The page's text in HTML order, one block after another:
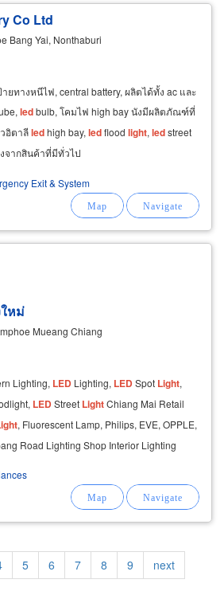
Co Ltd
Bang Yai, Nonthaburi
ทางหนีไฟ, central battery, ผลิตได้ทั้ง ac และ
ledbulb, โคมไฟ high bay นังมีผลิตภัณฑ์ที่
อิตาลีledhigh bay, ledflood light, ledstreet
จากสินค้าที่มีทั่วไป
Exit & System
หม่
Mueang Chiang
Lighting, LED Lighting, LEDSpot Light,
LEDStreet LightChiang Mai Retail
, Fluorescent Lamp, Philips, EVE, OPPLE,
Road Lighting Shop Interior Lighting
Page
5 Page
6 Page
7 Page
8 Page
9
Next
page
next